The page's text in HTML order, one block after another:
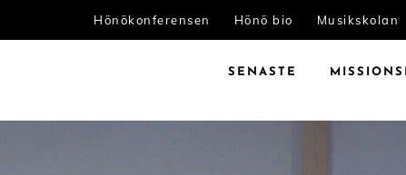
Hönökonferensen Hönö bio Musikskolan
SENASTE MISSIONS